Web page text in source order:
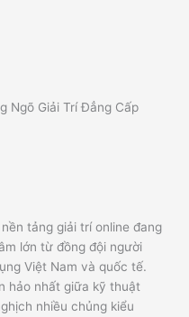
Ngõ Giải Trí Đẳng Cấp
tảng giải trí online đang
lớn từ đồng đội người
Việt Nam và quốc tế.
hảo nhất giữa kỹ thuật
nhiều chủng kiểu